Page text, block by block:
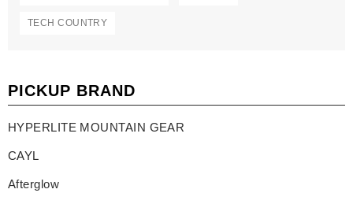
TECH COUNTRY
PICKUP BRAND
HYPERLITE MOUNTAIN GEAR
CAYL
Afterglow